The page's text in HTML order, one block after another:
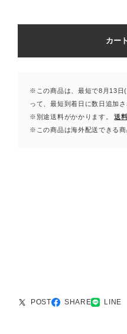
カー
※この商品は、最短で8月13日
って、最短到着日に数日追加
※別途送料がかかります。
送
※この商品は海外配送できる商
POST SHARE LINE